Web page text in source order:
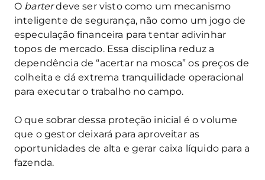
O barterdeve ser visto como um mecanismo
inteligente de segurança, não como um jogo de
especulação financeira para tentar adivinhar
topos de mercado. Essa disciplina reduz a
dependência de “acertar na mosca” os preços de
colheita e dá extrema tranquilidade operacional
para executar o trabalho no campo.
O que sobrar dessa proteção inicial é o volume
que o gestor deixará para aproveitar as
oportunidades de alta e gerar caixa líquido para a
fazenda.